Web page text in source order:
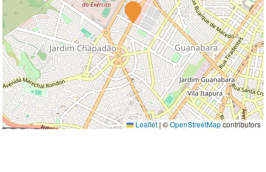
Leaflet |©OpenStreetMapcontributors